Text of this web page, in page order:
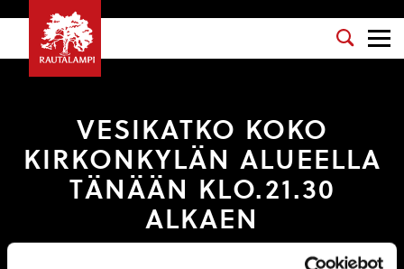
VESIKATKO KOKO
KIRKONKYLÄN ALUEELLA
TÄNÄÄN KLO.21.30
ALKAEN